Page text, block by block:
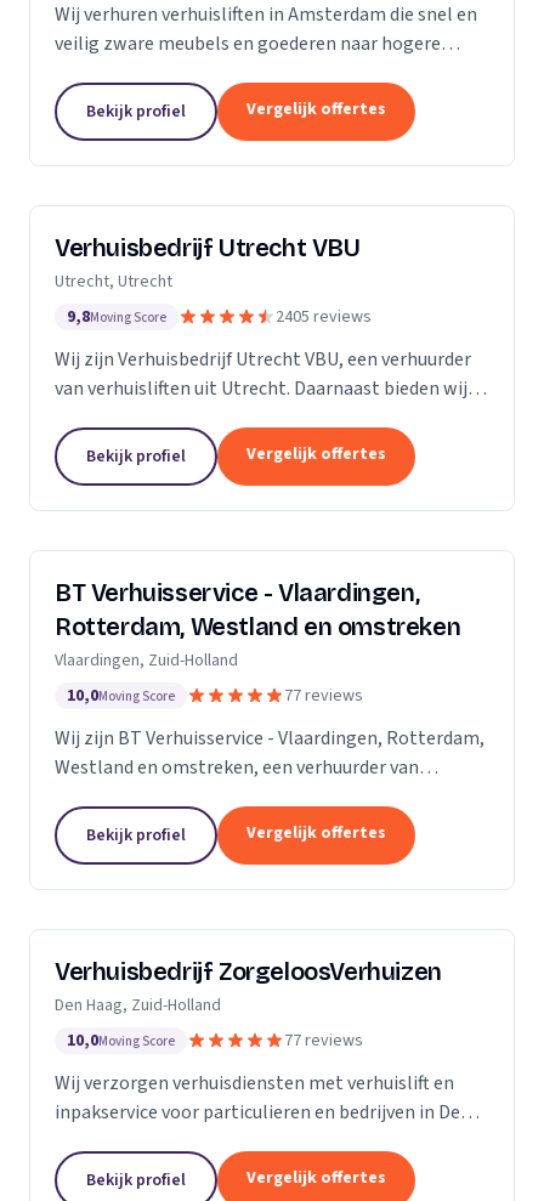
Wij verhuren verhuisliften in Amsterdam die snel en
veilig zware meubels en goederen naar hogere
Bekijk profiel Vergelijk offertes
Verhuisbedrijf Utrecht VBU
Utrecht, Utrecht
9,8Moving Score 2405 reviews
Wij zijn Verhuisbedrijf Utrecht VBU, een verhuurder
van verhuisliften uit Utrecht. Daarnaast bieden wij
Bekijk profiel Vergelijk offertes
BT Verhuisservice - Vlaardingen,
Rotterdam, Westland en omstreken
Vlaardingen, Zuid-Holland
10,0Moving Score 77 reviews
Wij zijn BT Verhuisservice - Vlaardingen, Rotterdam,
Westland en omstreken, een verhuurder van
Zuid-Holland.
Bekijk profiel Vergelijk offertes
Verhuisbedrijf ZorgeloosVerhuizen
Den Haag, Zuid-Holland
10,0Moving Score 77 reviews
Wij verzorgen verhuisdiensten met verhuislift en
inpakservice voor particulieren en bedrijven in Den
Bekijk profiel Vergelijk offertes